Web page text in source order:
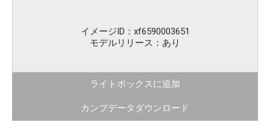
イメージID：xf6590003651
モデルリリース：あり
ライトボックスに追加
カンプデータダウンロード